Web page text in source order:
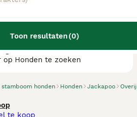
Toon resultaten(0)
honden Honden Jackapoo
fokkers, Ommen
gevonden.
op Honden te zoeken
te koop